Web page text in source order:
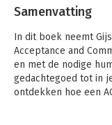
Samenvatting
In dit boek neemt
Acceptance and
en met de nodige
gedachtegoed tot in
ontdekken hoe een